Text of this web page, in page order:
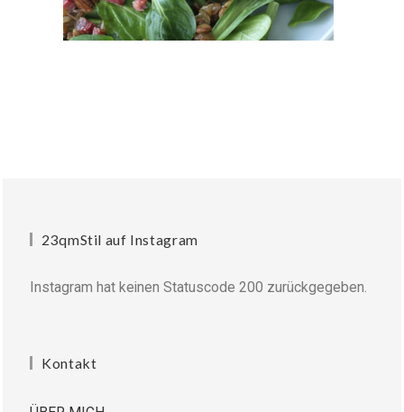
23qmStil auf Instagram
Instagram hat keinen Statuscode 200 zurückgegeben.
Kontakt